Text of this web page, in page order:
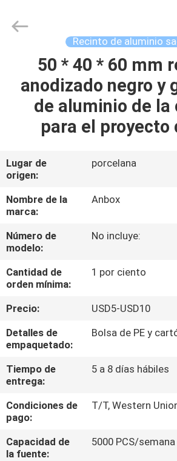
HOGAR
PRODUCTOS
SOBRE
NOSOTROS
VIAJE
DE
LA
FÁBRICA
CONTROL
CALIDAD
ÉNTRENOS
EN
CONTACTO
CON
Electric
Recinto de aluminio
50 * 40 * 60 mm
anodizado negro y
de aluminio de la
para el proyecto
Lugar de
origen:
porcelana
Nombre de la
marca:
Anbox
Número de
modelo:
No incluye:
Cantidad de
orden mínima:
1 por ciento
Precio:
USD5-USD10
Detalles de
empaquetado:
Bolsa de PE y
Tiempo de
entrega:
5 a 8 días hábiles
Condiciones de
pago:
T/T, Western
Capacidad de
la fuente:
5000 PCS/semana